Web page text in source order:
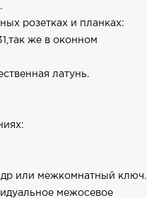
розетках и планках:
же в оконном
латунь.
или межкомнатный ключ.
межосевое